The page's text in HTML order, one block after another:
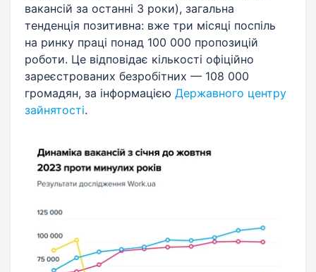
вакансій за останні 3 роки), загальна
тенденція позитивна: вже три місяці поспіль
на ринку праці понад 100 000 пропозицій
роботи. Це відповідає кількості офіційно
зареєстрованих безробітних — 108 000
громадян, за інформацією Державного центру
зайнятості.